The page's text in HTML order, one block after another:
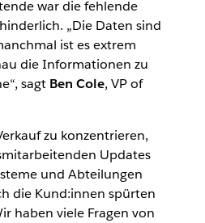
war die fehlende
„Die Daten sind
ist es extrem
die Informationen zu
sagt Ben Cole, VP of
zu konzentrieren,
Updates
und Abteilungen
die Kund:innen spürten
haben viele Fragen von